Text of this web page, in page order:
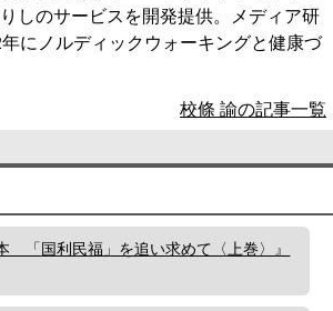
しのサービスを開発提供。メディア研
にノルディックウォーキングと健康づ
校條 諭の記事一覧
「国利民福」を追い求めて〈上巻〉』